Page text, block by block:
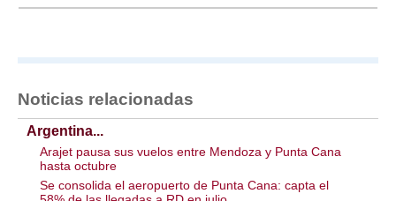
Noticias relacionadas
Argentina...
Arajet pausa sus vuelos entre Mendoza y Punta Cana
hasta octubre
Se consolida el aeropuerto de Punta Cana: capta el